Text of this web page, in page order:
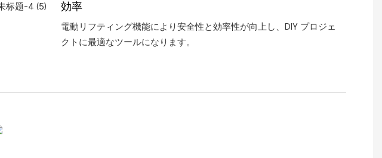
効率
電動リフティング機能により安全性と効率性が向上し、DIY プロジェ
クトに最適なツールになります。